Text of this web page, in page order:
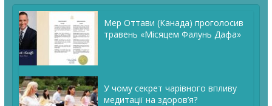
Мер Оттави (Канада) проголосив
травень «Місяцем Фалунь Дафа»
У чому секрет чарівного впливу
медитації на здоров’я?